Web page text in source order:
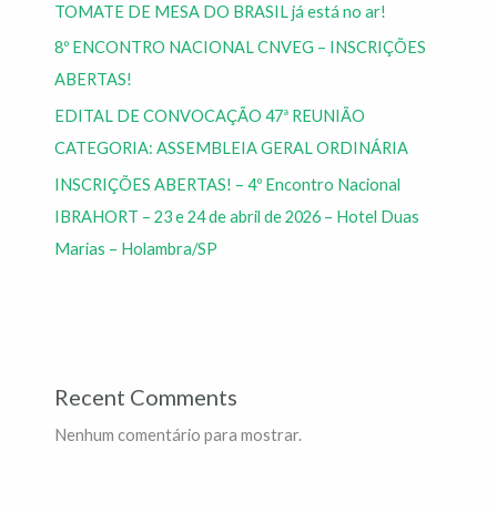
TOMATE DE MESA DO BRASIL já está no ar!
8º ENCONTRO NACIONAL CNVEG – INSCRIÇÕES
ABERTAS!
EDITAL DE CONVOCAÇÃO 47ª REUNIÃO
CATEGORIA: ASSEMBLEIA GERAL ORDINÁRIA
INSCRIÇÕES ABERTAS! – 4º Encontro Nacional
IBRAHORT – 23 e 24 de abril de 2026 – Hotel Duas
Marias – Holambra/SP
Recent Comments
Nenhum comentário para mostrar.